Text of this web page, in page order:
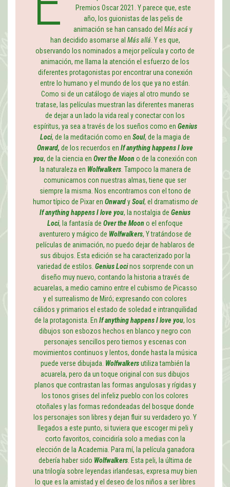
Premios Oscar 2021. Y parece que, este
año, los guionistas de las pelis de
animación se han cansado delMás acáy
han decidido asomarse al Más allá. Y es que,
observando los nominados a mejor película y corto de
animación, me llama la atención el esfuerzo de los
diferentes protagonistas por encontrar una conexión
entre lo humano y el mundo de los que ya no están.
Como si de un catálogo de viajes al otro mundo se
tratase, las películas muestran las diferentes maneras
de dejar a un lado la vida real y conectar con los
espíritus, ya sea a través de los sueños como en Genius
Loci, de la meditación como en Soul, de la magia de
Onward, de los recuerdos en If anything happens I love
you, de la ciencia en Over the Moon o de la conexión con
la naturaleza en Wolfwalkers. Tampoco la manera de
comunicarnos con nuestras almas, tiene que ser
siempre la misma. Nos encontramos con el tono de
humor típico de Pixar en OnwardySoul, el dramatismo de
If anything happens I love you, la nostalgia de Genius
Loci, la fantasía de Over the Moon o el enfoque
aventurero y mágico de Wolfwalkers, Y tratándose de
películas de animación, no puedo dejar de hablaros de
sus dibujos. Esta edición se ha caracterizado por la
variedad de estilos. Genius Locinos sorprende con un
diseño muy nuevo, contando la historia a través de
acuarelas, a medio camino entre el cubismo de Picasso
y el surrealismo de Miró; expresando con colores
cálidos y primarios el estado de soledad e intranquilidad
de la protagonista. En If anything happens I love you, los
dibujos son esbozos hechos en blanco y negro con
personajes sencillos pero tiernos y escenas con
movimientos continuos y lentos, donde hasta la música
puede verse dibujada. Wolfwalkersutiliza también la
acuarela, pero da un toque original con sus dibujos
planos que contrastan las formas angulosas y rígidas y
los tonos grises del infeliz pueblo con los colores
otoñales y las formas redondeadas del bosque donde
los personajes son libres y dejan fluir su verdadero yo. Y
llegados a este punto, si tuviera que escoger mi peli y
corto favoritos, coincidiría solo a medias con la
elección de la Academia. Para mí, la película ganadora
debería haber sido Wolfwalkers. Esta peli, la última de
una trilogía sobre leyendas irlandesas, expresa muy bien
lo que es la amistad y el deseo de los niños a ser libres